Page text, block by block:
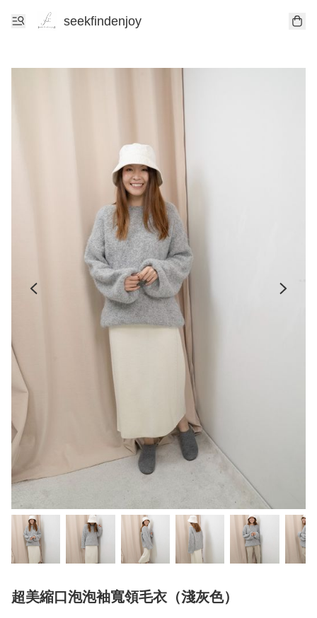
seekfindenjoy
超美縮口泡泡袖寬領毛衣（淺灰色）